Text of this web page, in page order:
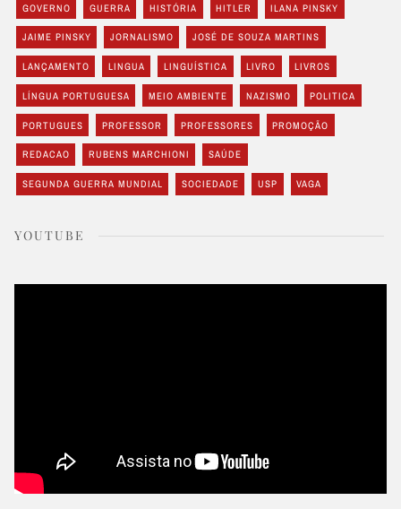
GOVERNO GUERRA HISTÓRIA HITLER ILANA PINSKY
JAIME PINSKY JORNALISMO JOSÉ DE SOUZA MARTINS
LANÇAMENTO LINGUA LINGUÍSTICA LIVRO LIVROS
LÍNGUA PORTUGUESA MEIO AMBIENTE NAZISMO POLITICA
PORTUGUES PROFESSOR PROFESSORES PROMOÇÃO
REDACAO RUBENS MARCHIONI SAÚDE
SEGUNDA GUERRA MUNDIAL SOCIEDADE USP VAGA
YOUTUBE